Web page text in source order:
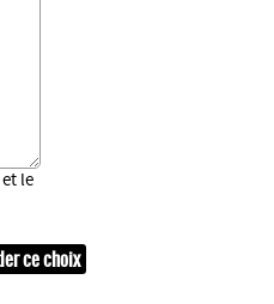
et le